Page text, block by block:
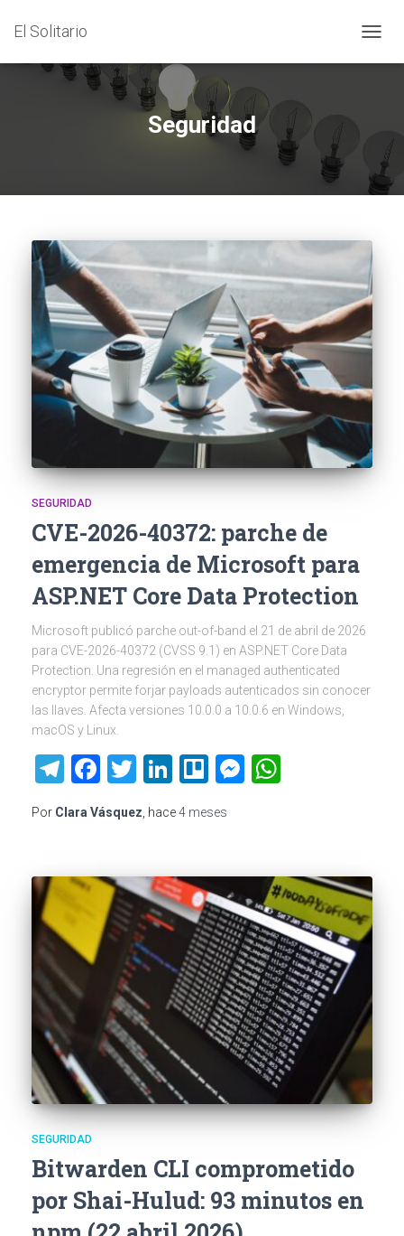
El Solitario
MODO
Seguridad
SEGURIDAD
CVE-2026-40372: parche de
emergencia de Microsoft para
ASP.NET Core Data Protection
Microsoft publicó parche out-of-band el 21 de abril de 2026
para CVE-2026-40372 (CVSS 9.1) en ASP.NET Core Data
Protection. Una regresión en el managed authenticated
encryptor permite forjar payloads autenticados sin conocer
las llaves. Afecta versiones 10.0.0 a 10.0.6 en Windows,
macOS y Linux.
Telegram
Facebook
Twitter
LinkedIn
TrelloMessenger
Por Clara Vásquez , hace4 meses
SEGURIDAD
Bitwarden CLI comprometido
por Shai-Hulud: 93 minutos en